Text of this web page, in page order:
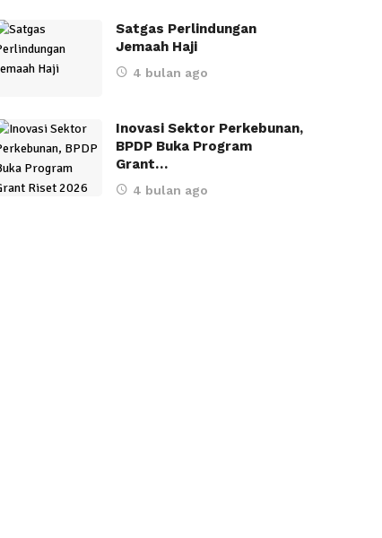
Satgas Perlindungan
Jemaah Haji
4 bulan ago
Inovasi Sektor Perkebunan,
BPDP Buka Program
Grant…
4 bulan ago